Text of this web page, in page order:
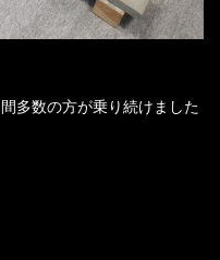
多数の方が乗り続けました